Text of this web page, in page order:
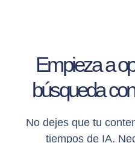
Empieza a
búsqueda
No dejes que tu
tiempos de IA.